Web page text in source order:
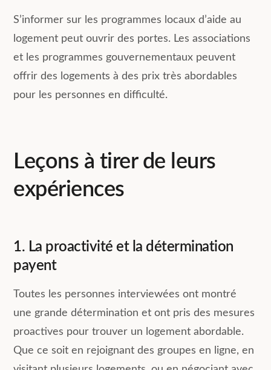
S’informer sur les programmes locaux d’aide au
logement peut ouvrir des portes. Les associations
et les programmes gouvernementaux peuvent
offrir des logements à des prix très abordables
pour les personnes en difficulté.
Leçons à tirer de leurs
expériences
1. La proactivité et la détermination
payent
Toutes les personnes interviewées ont montré
une grande détermination et ont pris des mesures
proactives pour trouver un logement abordable.
Que ce soit en rejoignant des groupes en ligne, en